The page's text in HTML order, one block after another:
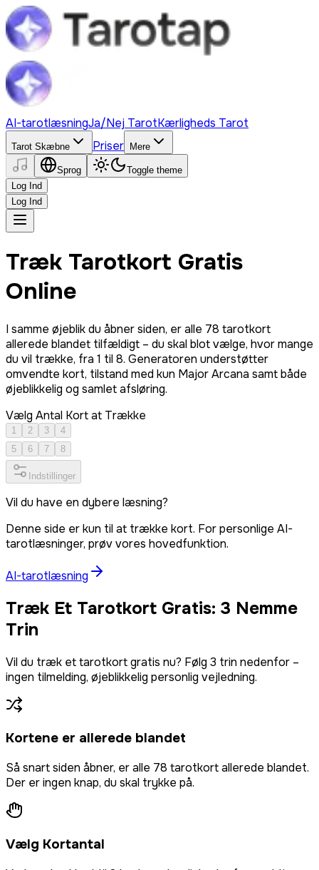
AI-tarotlæsningJa/Nej TarotKærligheds Tarot
Tarot Skæbne Priser Mere
Sprog
Toggle theme
Log Ind
Log Ind
Træk Tarotkort Gratis
Online
I samme øjeblik du åbner siden, er alle 78 tarotkort
allerede blandet tilfældigt – du skal blot vælge, hvor mange
du vil trække, fra 1 til 8. Generatoren understøtter
omvendte kort, tilstand med kun Major Arcana samt både
øjeblikkelig og samlet afsløring.
Vælg Antal Kort at Trække
1 2 3
4
5
6 7 8
Indstillinger
Vil du have en dybere læsning?
Denne side er kun til at trække kort. For personlige AI-
tarotlæsninger, prøv vores hovedfunktion.
AI-tarotlæsning
Træk Et Tarotkort Gratis: 3 Nemme
Trin
Vil du træk et tarotkort gratis nu? Følg 3 trin nedenfor –
ingen tilmelding, øjeblikkelig personlig vejledning.
Kortene er allerede blandet
Så snart siden åbner, er alle 78 tarotkort allerede blandet.
Der er ingen knap, du skal trykke på.
Vælg Kortantal